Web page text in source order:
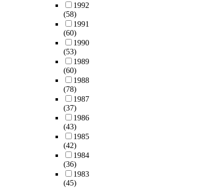
1992
(58)
1991
(60)
1990
(53)
1989
(60)
1988
(78)
1987
(37)
1986
(43)
1985
(42)
1984
(36)
1983
(45)